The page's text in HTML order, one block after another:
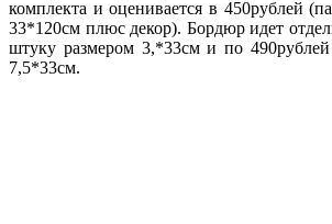
комплекта и оценивается в 450рублей
33*120см плюс декор). Бордюр идет
штуку размером 3,*33см и по
7,5*33см.